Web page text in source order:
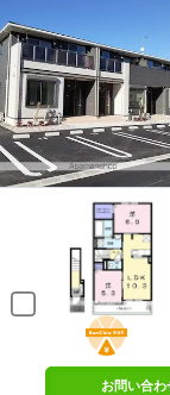
BunChinPAY
お問い合わ